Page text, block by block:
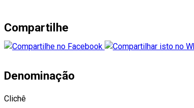
Compartilhe
Denominação
Clichê